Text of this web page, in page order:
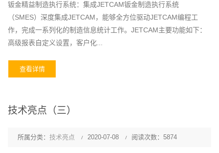
钣金精益制造执行系统：集成JETCAM钣金制造执行系统
（SMES）深度集成JETCAM，能够全方位驱动JETCAM编程工
作，完成一系列化的制造信息统计工作。JETCAM主要功能如下：
高级报表自定义设置，客户化...
查看详情
技术亮点（三）
所属分类： 技术亮点 2020-07-08 阅读次数：5874